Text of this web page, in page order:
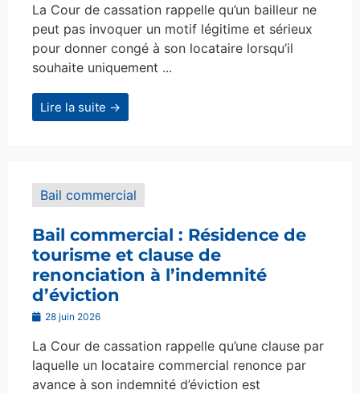
La Cour de cassation rappelle qu’un bailleur ne
peut pas invoquer un motif légitime et sérieux
pour donner congé à son locataire lorsqu’il
souhaite uniquement ...
Lire la suite →
Bail commercial
Bail commercial : Résidence de
tourisme et clause de
renonciation à l’indemnité
d’éviction
28 juin 2026
La Cour de cassation rappelle qu’une clause par
laquelle un locataire commercial renonce par
avance à son indemnité d’éviction est